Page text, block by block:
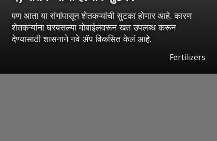
पण आता या रांगांपासून शेतकऱ्यांची सुटका होणार आहे. कारण
शेतकऱ्यांना घरबसल्या मोबाईलवरून खत उपलब्ध करून
देण्यासाठी शासनाने नवे ॲप विकसित केलं आहे.
Fertilizers